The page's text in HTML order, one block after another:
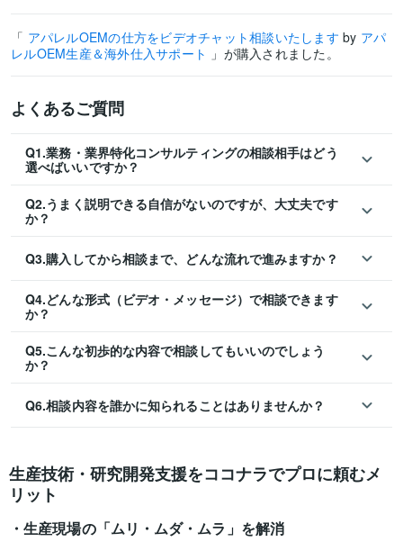
「 アパレルOEMの仕方をビデオチャット相談いたします by アパ
レルOEM生産＆海外仕入サポート 」が購入されました。
よくあるご質問
Q1.業務・業界特化コンサルティングの相談相手はどう
選べばいいですか？
Q2.うまく説明できる自信がないのですが、大丈夫です
か？
Q3.購入してから相談まで、どんな流れで進みますか？
Q4.どんな形式（ビデオ・メッセージ）で相談できます
か？
Q5.こんな初歩的な内容で相談してもいいのでしょう
か？
Q6.相談内容を誰かに知られることはありませんか？
生産技術・研究開発支援をココナラでプロに頼むメ
リット
生産現場の「ムリ・ムダ・ムラ」を解消